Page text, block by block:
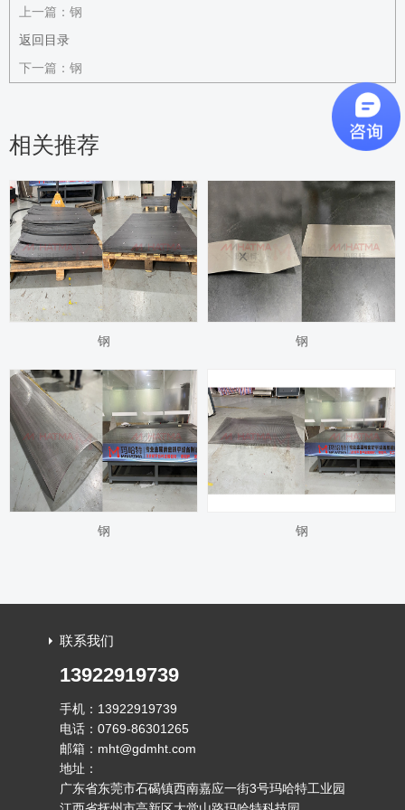
上一篇： 钢
返回目录
下一篇： 钢
相关推荐
钢 钢
钢 钢
联系我们
13922919739
手机：13922919739
电话：0769-86301265
邮箱：mht@gdmht.com
地址：
广东省东莞市石碣镇西南嘉应一街3号玛哈特工业园